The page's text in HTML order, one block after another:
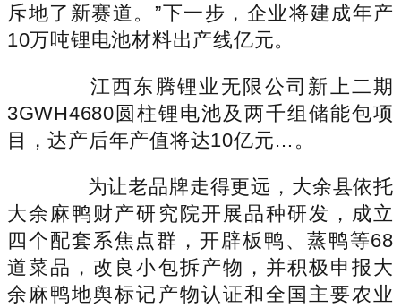
斥地了新赛道。”下一步，企业将建成年产
10万吨锂电池材料出产线亿元。
江西东腾锂业无限公司新上二期
3GWH4680圆柱锂电池及两千组储能包项
目，达产后年产值将达10亿元…。
为让老品牌走得更远，大余县依托
大余麻鸭财产研究院开展品种研发，成立
四个配套系焦点群，开辟板鸭、蒸鸭等68
道菜品，改良小包拆产物，并积极申报大
余麻鸭地舆标记产物认证和全国主要农业